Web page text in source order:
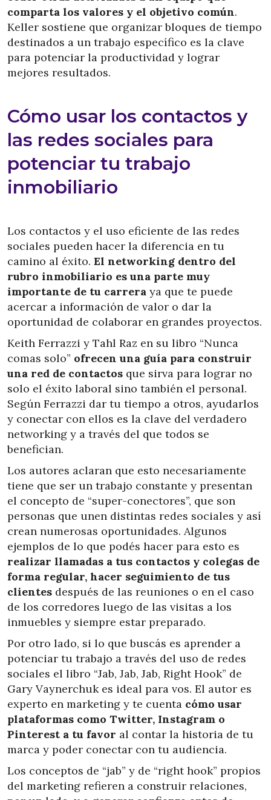
comparta los valores y el objetivo común.
Keller sostiene que organizar bloques de tiempo
destinados a un trabajo específico es la clave
para potenciar la productividad y lograr
mejores resultados.
Cómo usar los contactos y
las redes sociales para
potenciar tu trabajo
inmobiliario
Los contactos y el uso eficiente de las redes
sociales pueden hacer la diferencia en tu
camino al éxito. El networking dentro del
rubro inmobiliario es una parte muy
importante de tu carrera ya que te puede
acercar a información de valor o dar la
oportunidad de colaborar en grandes proyectos.
Keith Ferrazzi y Tahl Raz en su libro “Nunca
comas solo” ofrecen una guía para construir
una red de contactos que sirva para lograr no
solo el éxito laboral sino también el personal.
Según Ferrazzi dar tu tiempo a otros, ayudarlos
y conectar con ellos es la clave del verdadero
networking y a través del que todos se
benefician.
Los autores aclaran que esto necesariamente
tiene que ser un trabajo constante y presentan
el concepto de “super-conectores”, que son
personas que unen distintas redes sociales y así
crean numerosas oportunidades. Algunos
ejemplos de lo que podés hacer para esto es
realizar llamadas a tus contactos y colegas de
forma regular, hacer seguimiento de tus
clientes después de las reuniones o en el caso
de los corredores luego de las visitas a los
inmuebles y siempre estar preparado.
Por otro lado, si lo que buscás es aprender a
potenciar tu trabajo a través del uso de redes
sociales el libro “Jab, Jab, Jab, Right Hook” de
Gary Vaynerchuk es ideal para vos. El autor es
experto en marketing y te cuenta cómo usar
plataformas como Twitter, Instagram o
Pinterest a tu favor al contar la historia de tu
marca y poder conectar con tu audiencia.
Los conceptos de “jab” y de “right hook” propios
del marketing refieren a construir relaciones,